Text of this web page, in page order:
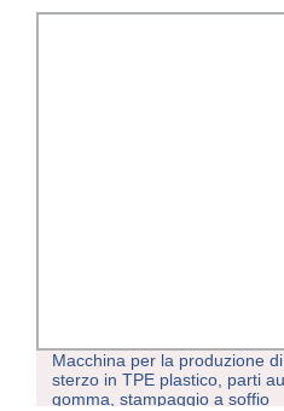
di stivali di
parti auto in
a soffio
Parti